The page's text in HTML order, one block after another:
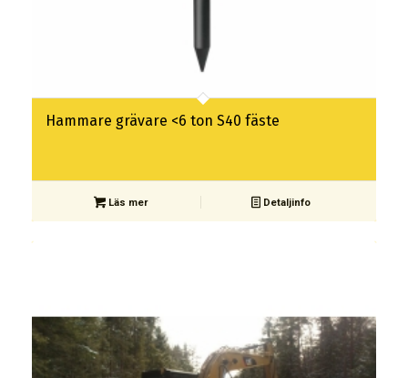
Hammare grävare <6 ton S40 fäste
Läs mer Detaljinfo